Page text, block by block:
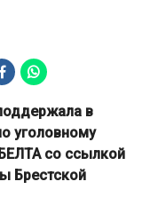
в
уголовному
со ссылкой
Брестской